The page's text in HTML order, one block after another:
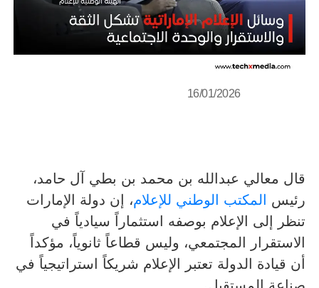
16/01/2026
قال معالي عبدالله بن محمد بن بطي آل حامد،
رئيس
المكتب الوطني للإعلام، إن دولة الإمارات
تنظر إلى الإعلام بوصفه استثماراً سيادياً في
الاستقرار المجتمعي، وليس قطاعاً ثانوياً، مؤكداً
أن قيادة الدولة تعتبر الإعلام شريكاً استراتيجياً في